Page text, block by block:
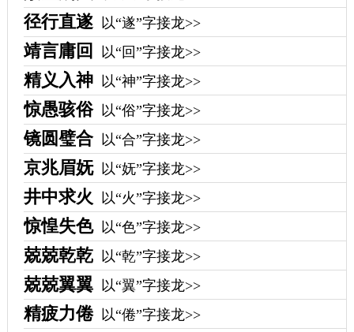
径行直遂 以“遂”字接龙>>
靖言庸回 以“回”字接龙>>
精义入神 以“神”字接龙>>
惊愚骇俗 以“俗”字接龙>>
镜圆璧合 以“合”字接龙>>
京兆眉妩 以“妩”字接龙>>
井中求火 以“火”字接龙>>
惊惶失色 以“色”字接龙>>
兢兢乾乾 以“乾”字接龙>>
兢兢翼翼 以“翼”字接龙>>
精疲力倦 以“倦”字接龙>>